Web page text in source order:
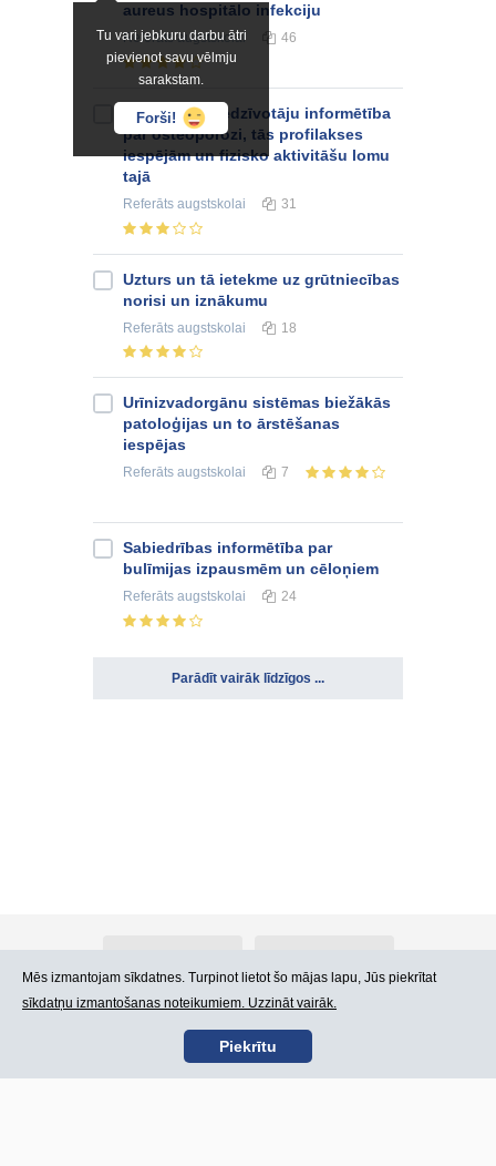
Tu vari jebkuru darbu ātri
pievienot savu vēlmju
sarakstam.
Forši!
aureus hospitālo infekciju
Referātsaugstskolai 46
Mazpilsētas iedzīvotāju informētība
par osteoporozi, tās profilakses
iespējām un fizisko aktivitāšu lomu
tajā
Referāts augstskolai 31
Uzturs un tā ietekme uz grūtniecības
norisi un iznākumu
Referāts augstskolai 18
Urīnizvadorgānu sistēmas biežākās
patoloģijas un to ārstēšanas
iespējas
Referāts augstskolai 7
Sabiedrības informētība par
bulīmijas izpausmēm un cēloņiem
Referāts augstskolai 24
Parādīt vairāk līdzīgos ...
Kontakti Lietošanas noteikumi
Mēs izmantojam sīkdatnes. Turpinot lietot šo mājas lapu, Jūs piekrītat
sīkdatņu izmantošanas noteikumiem. Uzzināt vairāk.
Piekrītu